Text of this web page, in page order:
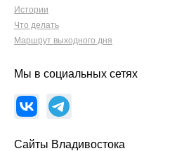
Истории
Что делать
Маршрут выходного дня
Мы в социальных сетях
Сайты Владивостока